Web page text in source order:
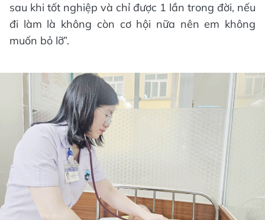
sau khi tốt nghiệp và chỉ được 1 lần trong đời, nếu
đi làm là không còn cơ hội nữa nên em không
muốn bỏ lỡ”.